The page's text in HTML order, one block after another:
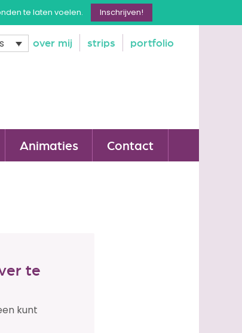
te laten voelen. Inschrijven!
over mij strips portfolio
Animaties Contact
te
kunt